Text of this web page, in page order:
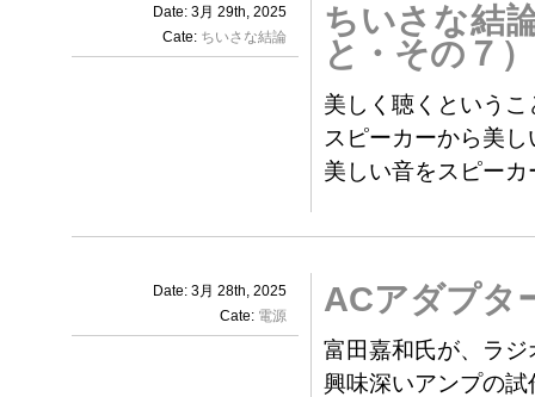
Date: 3月 29th, 2025
Cate: ちいさな結論
ちいさな結
と・その７）
美しく聴くというこ
スピーカーから美
美しい音をスピー
Date: 3月 28th, 2025
Cate: 電源 ACアダプタ
富田嘉和氏が、ラ
興味深いアンプの